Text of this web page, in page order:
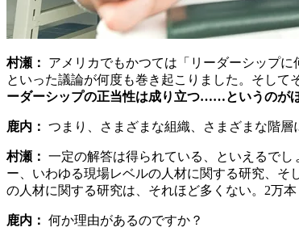
村瀬：
アメリカでもかつては「リーダーシップ
といった議論が何度も巻き起こりました。そして
ーダーシップの正当性は成り立つ……というのが
鹿内： つまり、さまざまな組織、さまざまな階
村瀬： 一定の解答は得られている、といえるでし
ー、いわゆる現場レベルの人材に関する研究、
の人材に関する研究は、それほど多くない。2万
鹿内： 何か理由があるのですか？